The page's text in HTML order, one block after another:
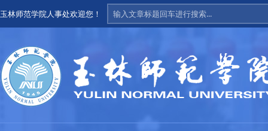
玉林师范学院人事处欢迎您！